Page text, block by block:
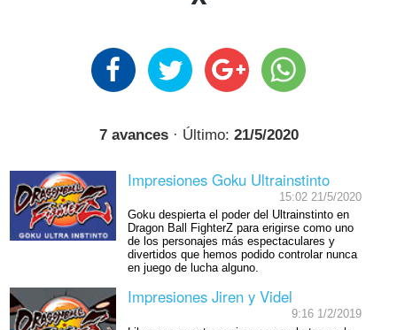
7 avances· Último: 21/5/2020
Impresiones Goku Ultrainstinto
15:02 21/5/2020
Goku despierta el poder del Ultrainstinto en
Dragon Ball FighterZ para erigirse como uno
de los personajes más espectaculares y
divertidos que hemos podido controlar nunca
en juego de lucha alguno.
Impresiones Jiren y Videl
9:16 1/2/2019